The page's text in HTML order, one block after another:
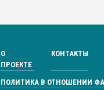
О
ПРОЕКТЕ
КОНТАКТЫ
ПОЛИТИКА В ОТНОШЕНИИ